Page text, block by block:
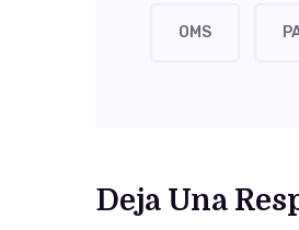
OMS
Deja Una